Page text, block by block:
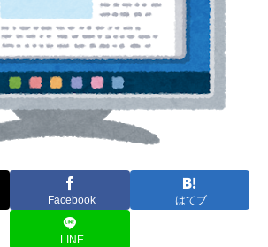
Facebook はてブ
LINE